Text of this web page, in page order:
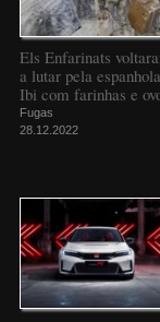
Els Enfarinats
a lutar pela espanhola
Ibi com farinhas e
Fugas
28.12.2022